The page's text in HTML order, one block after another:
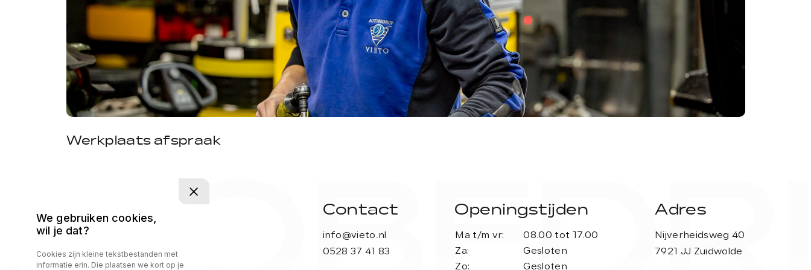
Werkplaats afspraak
Contact
info@vieto.nl
0528 37 41 83
Openingstijden
Ma t/m vr:
08.00 tot 17.00
Za:
Gesloten
Zo:
Gesloten
Adres
Nijverheidsweg 40
7921 JJ Zuidwolde
We gebruiken cookies,
wil je dat?
Cookies zijn kleine tekstbestanden met
informatie erin. Die plaatsen we kort op je